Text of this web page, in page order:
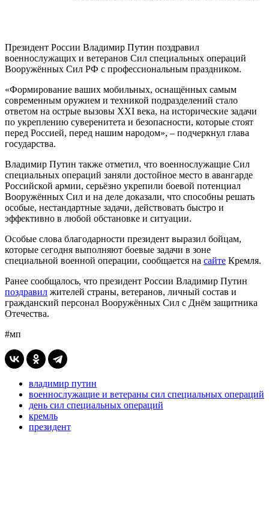
Президент России Владимир Путин поздравил
военнослужащих и ветеранов Сил специальных операций
Вооружённых Сил РФ с профессиональным праздником.
«Формирование ваших мобильных, оснащённых самым
современным оружием и техникой подразделений стало
ответом на острые вызовы ХХI века, на исторические задачи
по укреплению суверенитета и безопасности, которые стоят
перед Россией, перед нашим народом», – подчеркнул глава
государства.
Владимир Путин также отметил, что военнослужащие Сил
специальных операций заняли достойное место в авангарде
Российской армии, серьёзно укрепили боевой потенциал
Вооружённых Сил и на деле доказали, что способны решать
особые, нестандартные задачи, действовать быстро и
эффективно в любой обстановке и ситуации.
Особые слова благодарности президент выразил бойцам,
которые сегодня выполняют боевые задачи в зоне
специальной военной операции, сообщается на сайте Кремля.
Ранее сообщалось, что президент России Владимир Путин
поздравил жителей страны, ветеранов, личный состав и
гражданский персонал Вооружённых Сил с Днём защитника
Отечества.
#мп
владимир путин
военнослужащие и ветераны сил специальных операций
день сил специальных операций
кремль
президент